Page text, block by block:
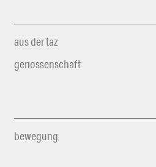
aus der taz
genossenschaft
bewegung